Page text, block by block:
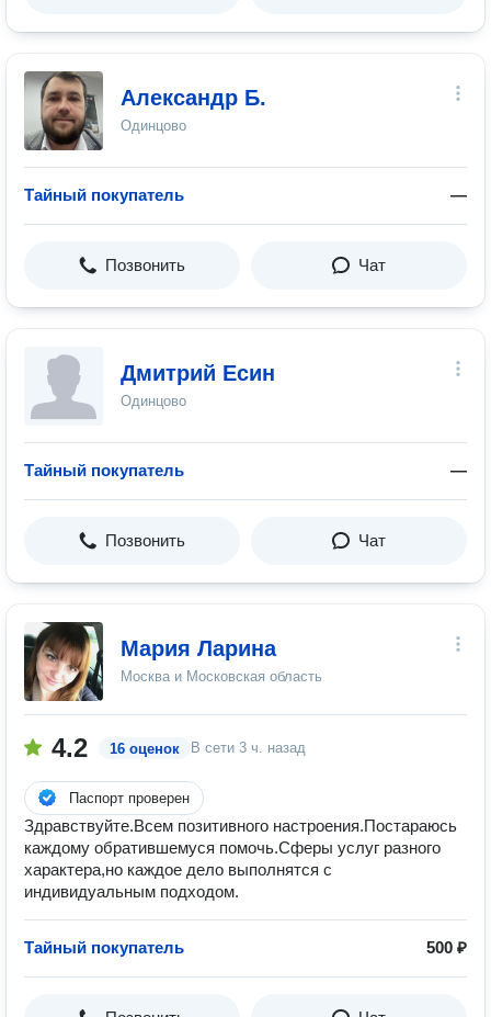
Александр Б.
Одинцово
Тайный покупатель —
Позвонить Чат
Дмитрий Есин
Одинцово
Тайный покупатель —
Позвонить Чат
Мария Ларина
Москва и Московская область
4.2 16 оценок В сети 3 ч. назад
Паспорт проверен
Здравствуйте.Всем позитивного настроения.Постараюсь
каждому обратившемуся помочь.Сферы услуг разного
характера,но каждое дело выполнятся с
индивидуальным подходом.
Тайный покупатель 500 ₽